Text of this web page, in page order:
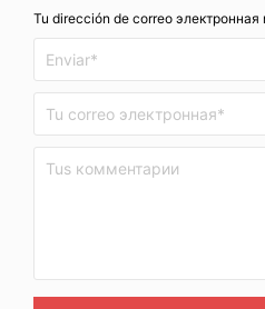
Tu dirección de correo